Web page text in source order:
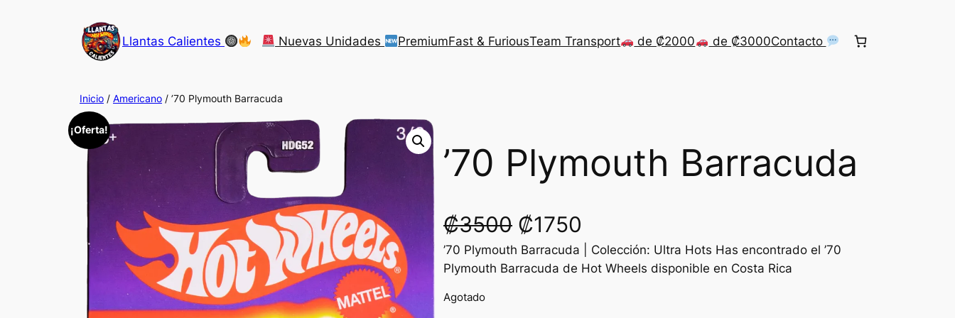
Llantas Calientes Nuevas Unidades PremiumFast & FuriousTeam Transport de ₡2000 de ₡3000Contacto
Inicio / Americano / ’70 Plymouth Barracuda
¡Oferta!
’70 Plymouth Barracuda
₡3500 O
r
₡1750
u
’70 Plymouth Barracuda | Colección: Ultra Hots Has encontrado el ’70
Plymouth Barracuda de Hot Wheels disponible en Costa Rica
Agotado